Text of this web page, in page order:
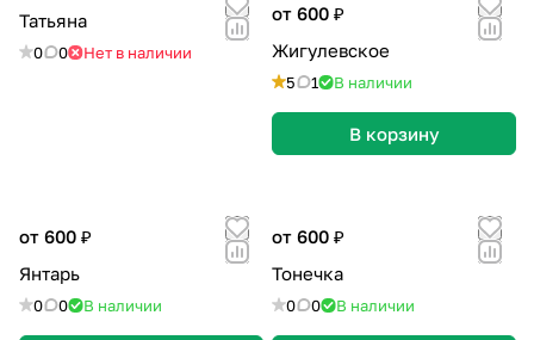
Татьяна
0 0 Нет в наличии
от 600 ₽
Жигулевское
5 1 В наличии
В корзину
от 600 ₽
Янтарь
0 0 В наличии
от 600 ₽
Тонечка
0 0 В наличии